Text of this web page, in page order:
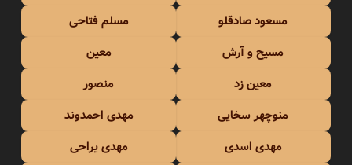
مسعود صادقلو
مسلم فتاحی
مسیح و آرش
معین
معین زد
منصور
منوچهر سخایی
مهدی احمدوند
مهدی اسدی
مهدی یراحی